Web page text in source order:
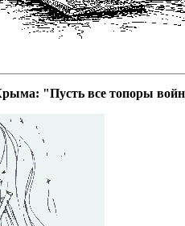
"Пусть все топоры